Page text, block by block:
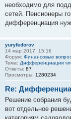
необходимо для
сетей. Пенсионеры
дифференциация
yuryfedorov
14 мар 2017, 15:16
Форум: Финансовые
Тема: Дифференциация
Ответы: 87
Просмотры: 1280234
Re:
Решение собрания
вот отдельное